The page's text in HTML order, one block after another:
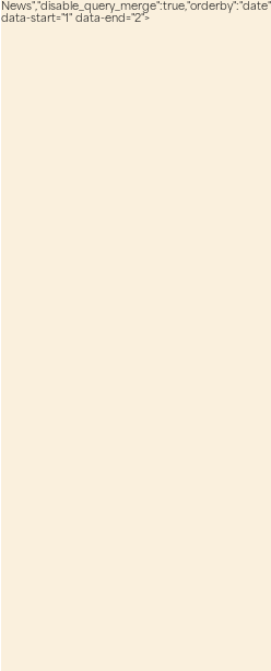
data-start="1" data-end="2">